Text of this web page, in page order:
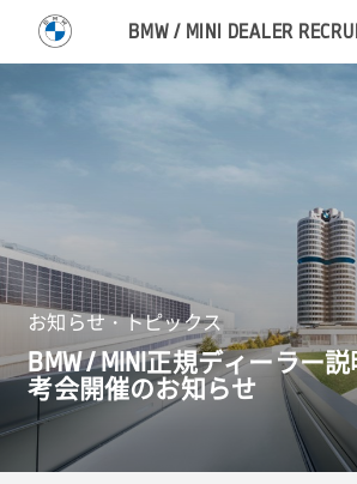
BMW / MINI DEALER
お知らせ・トピックス
BMW/MINI正規ディーラー
考会開催のお知らせ